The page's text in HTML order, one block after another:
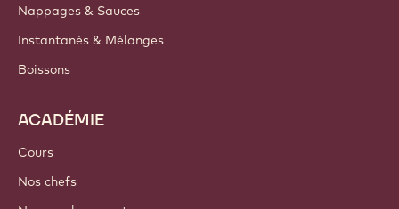
Nappages & Sauces
Instantanés & Mélanges
Boissons
ACADÉMIE
Cours
Nos chefs